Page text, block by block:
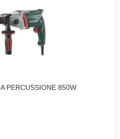
PERCUSSIONE 850W